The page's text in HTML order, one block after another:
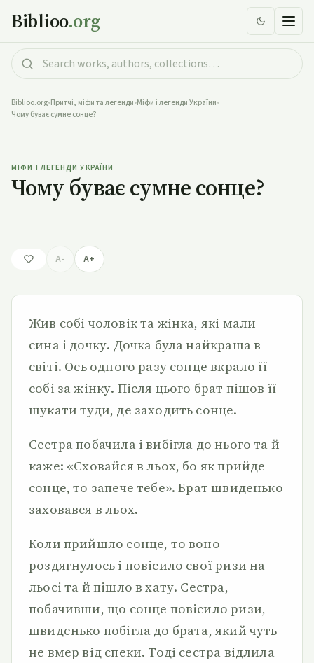
Biblioo.org
Biblioo.org•Притчі, міфи та легенди•Міфи і легенди України•
Чому буває сумне сонце?
МІФИ І ЛЕГЕНДИ УКРАЇНИ
Чому буває сумне сонце?
A- A+
Жив собі чоловік та жінка, які мали
сина і дочку. Дочка була найкраща в
світі. Ось одного разу сонце вкрало її
собі за жінку. Після цього брат пішов її
шукати туди, де заходить сонце.
Сестра побачила і вибігла до нього та й
каже: «Сховайся в льох, бо як прийде
сонце, то запече тебе». Брат швиденько
заховався в льох.
Коли прийшло сонце, то воно
роздягнулось і повісило свої ризи на
льосі та й пішло в хату. Сестра,
побачивши, що сонце повісило ризи,
швиденько побігла до брата, який чуть
не вмер від спеки. Тоді сестра відлила